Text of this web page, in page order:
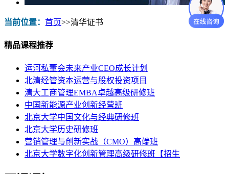
当前位置： 首页>>清华证书
精品课程推荐
运河私董会未来产业CEO成长计划
北清经管资本运营与股权投资项目
清大工商管理EMBA卓越高级研修班
中国新能源产业创新经营班
北京大学中国文化与经典研修班
北京大学历史研修班
营销管理与创新实战（CMO）高端班
北京大学数字化创新管理高级研修班【招生